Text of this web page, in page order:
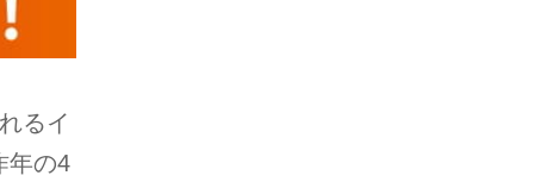
るイ
年の4